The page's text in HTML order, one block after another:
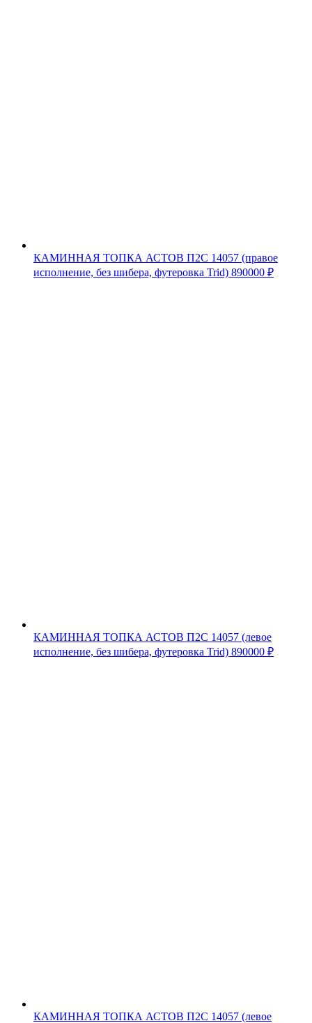
КАМИННАЯ ТОПКА АСТОВ П2С 14057 (правое
исполнение, без шибера, футеровка Trid) 890000 ₽
КАМИННАЯ ТОПКА АСТОВ П2С 14057 (левое
исполнение, без шибера, футеровка Trid) 890000 ₽
КАМИННАЯ ТОПКА АСТОВ П2С 14057 (левое